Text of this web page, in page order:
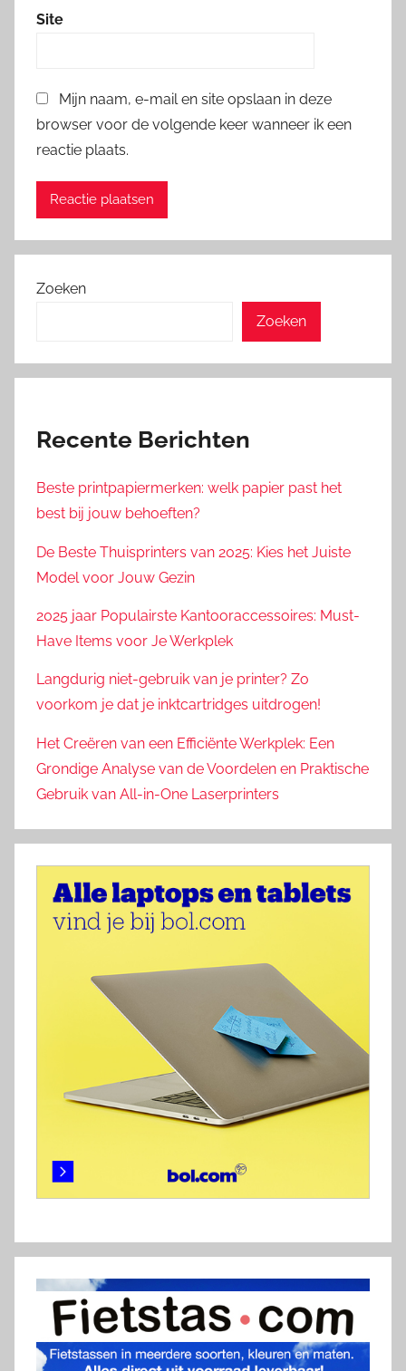
Site
Mijn naam, e-mail en site opslaan in deze
browser voor de volgende keer wanneer ik een
reactie plaats.
Zoeken
Zoeken
Recente Berichten
Beste printpapiermerken: welk papier past het
best bij jouw behoeften?
De Beste Thuisprinters van 2025: Kies het Juiste
Model voor Jouw Gezin
2025 jaar Populairste Kantooraccessoires: Must-
Have Items voor Je Werkplek
Langdurig niet-gebruik van je printer? Zo
voorkom je dat je inktcartridges uitdrogen!
Het Creëren van een Efficiënte Werkplek: Een
Grondige Analyse van de Voordelen en Praktische
Gebruik van All-in-One Laserprinters